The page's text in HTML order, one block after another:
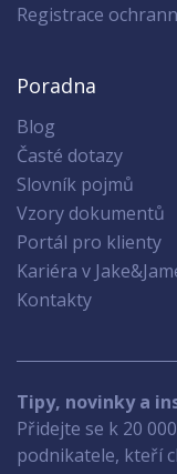
Registrace
Poradna
Blog
Časté dotazy
Slovník pojmů
Vzory dokumentů
Portál pro klienty
Kariéra v
Kontakty
Tipy, novinky a
Přidejte se k 20
podnikatele, kteří